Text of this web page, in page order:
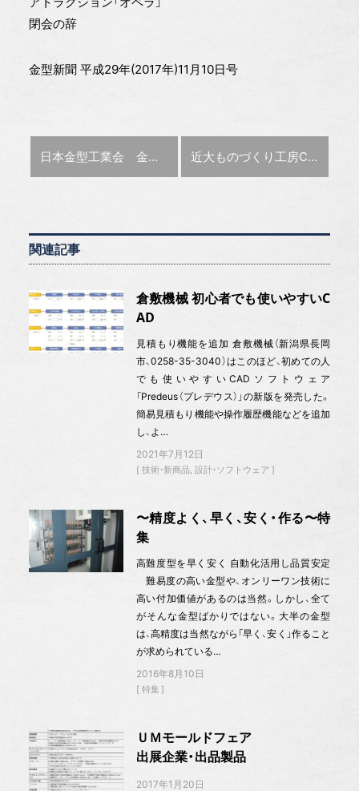
閉会の辞
金型新聞 平成29年(2017年)11月10日号
前の記事 :
日本金型工業会 金型マスター制度 第1回 技術者71人を
次の記事 :
近大ものづくり工房CFRPをテーマにワークショップ開催
関連記事
倉敷機械 初心者でも使いやすいC
AD
見積もり機能を追加 倉敷機械（新潟県長岡
市、0258-35-3040）はこのほど、初めての人
でも使いやすいCADソフトウェア
「Predeus（プレデウス）」の新版を発売した。
簡易見積もり機能や操作履歴機能などを追加
し、よ…
2021年7月12日
技術・新商品 設計・ソフトウェア
〜精度よく、早く、安く・作る〜特
集
高難度型を早く安く 自動化活用し品質安定
難易度の高い金型や、オンリーワン技術に
高い付加価値があるのは当然。しかし、全て
がそんな金型ばかりではない。大半の金型
は、高精度は当然ながら「早く、安く」作ること
が求められている…
2016年8月10日
特集
ＵＭモールドフェア
出展企業・出品製品
2017年1月20日